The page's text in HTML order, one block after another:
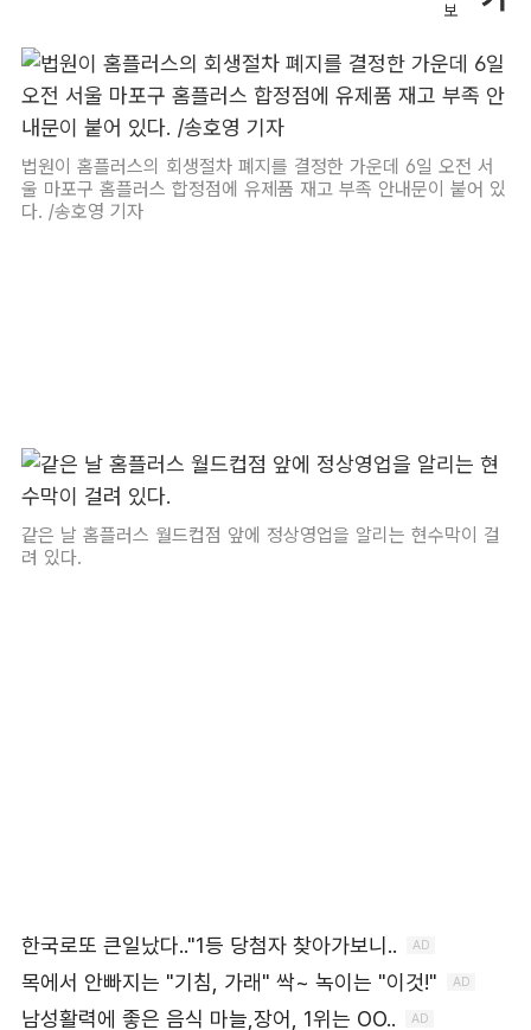
법원이 홈플러스의 회생절차 폐지를 결정한 가운데 6일 오전 서
울 마포구 홈플러스 합정점에 유제품 재고 부족 안내문이 붙어 있
다. /송호영 기자
같은 날 홈플러스 월드컵점 앞에 정상영업을 알리는 현수막이 걸
려 있다.